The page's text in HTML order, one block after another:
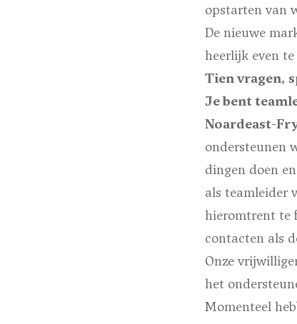
opstarten van
De nieuwe
heerlijk even
Tien vragen,
Je bent
Noardeast-
ondersteunen
dingen doen
als teamleider
hieromtrent te
contacten als
Onze
het
Momenteel